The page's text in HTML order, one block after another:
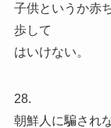
子供というか赤
歩して
はいけない。
28.
朝鮮人に騙され